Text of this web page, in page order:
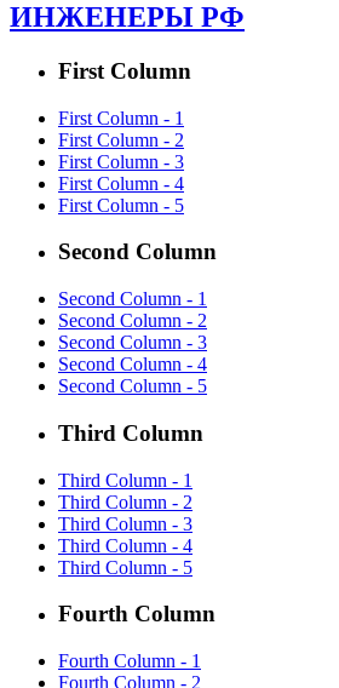
ИНЖЕНЕРЫ РФ
First Column
First Column - 1
First Column - 2
First Column - 3
First Column - 4
First Column - 5
Second Column
Second Column - 1
Second Column - 2
Second Column - 3
Second Column - 4
Second Column - 5
Third Column
Third Column - 1
Third Column - 2
Third Column - 3
Third Column - 4
Third Column - 5
Fourth Column
Fourth Column - 1
Fourth Column - 2